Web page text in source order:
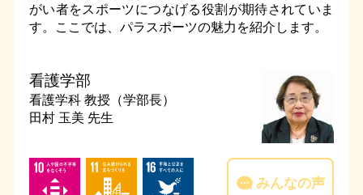
がい者をスポーツにつなげる役割が期待されていま
す。ここでは、パラスポーツの魅力を紹介します。
看護学部
看護学科 教授（学部長）
田村 玉美 先生
みんなの声